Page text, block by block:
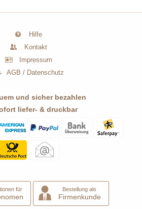
Hilfe
Kontakt
Impressum
AGB / Datenschutz
und sicher bezahlen
liefer- & druckbar
für Bestellung als
Firmenkunde